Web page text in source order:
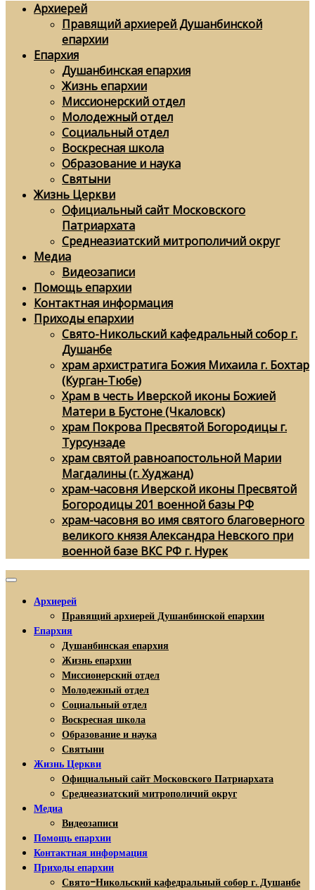
Архиерей
Правящий архиерей Душанбинской
епархии
Епархия
Душанбинская епархия
Жизнь епархии
Миссионерский отдел
Молодежный отдел
Социальный отдел
Воскресная школа
Образование и наука
Святыни
Жизнь Церкви
Официальный сайт Московского
Патриархата
Среднеазиатский митрополичий округ
Медиа
Видеозаписи
Помощь епархии
Контактная информация
Приходы епархии
Свято-Никольский кафедральный собор г.
Душанбе
храм архистратига Божия Михаила г. Бохтар
(Курган-Тюбе)
Храм в честь Иверской иконы Божией
Матери в Бустоне (Чкаловск)
храм Покрова Пресвятой Богородицы г.
Турсунзаде
храм святой равноапостольной Марии
Магдалины (г. Худжанд)
храм-часовня Иверской иконы Пресвятой
Богородицы 201 военной базы РФ
храм-часовня во имя святого благоверного
великого князя Александра Невского при
военной базе ВКС РФ г. Нурек
Архиерей
Правящий архиерей Душанбинской епархии
Епархия
Душанбинская епархия
Жизнь епархии
Миссионерский отдел
Молодежный отдел
Социальный отдел
Воскресная школа
Образование и наука
Святыни
Жизнь Церкви
Официальный сайт Московского Патриархата
Среднеазиатский митрополичий округ
Медиа
Видеозаписи
Помощь епархии
Контактная информация
Приходы епархии
Свято-Никольский кафедральный собор г. Душанбе